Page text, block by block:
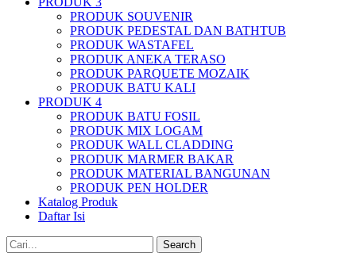
PRODUK SOUVENIR
PRODUK PEDESTAL DAN BATHTUB
PRODUK WASTAFEL
PRODUK ANEKA TERASO
PRODUK PARQUETE MOZAIK
PRODUK BATU KALI
PRODUK 4
PRODUK BATU FOSIL
PRODUK MIX LOGAM
PRODUK WALL CLADDING
PRODUK MARMER BAKAR
PRODUK MATERIAL BANGUNAN
PRODUK PEN HOLDER
Katalog Produk
Daftar Isi
Search